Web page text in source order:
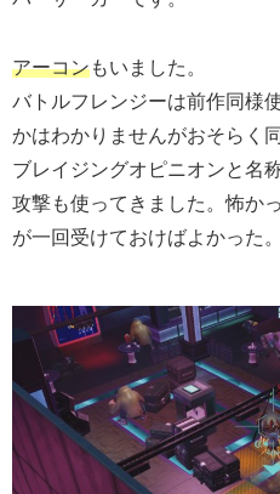
アーコンもいました。
バトルフレンジーは前作同様
かはわかりませんがおそらく同
ブレイジングオピニオンと名
攻撃も使ってきました。怖か
が一回受けておけばよかった。